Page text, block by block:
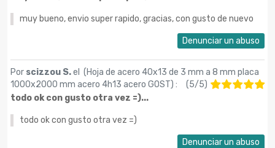
muy bueno, envio super rapido, gracias, con gusto de nuevo
Denunciar un abuso
Por scizzou S.el (Hoja de acero 40x13 de 3 mm a 8 mm placa
1000x2000 mm acero 4h13 acero GOST) : (5/5)
todo ok con gusto otra vez =)...
todo ok con gusto otra vez =)
Denunciar un abuso